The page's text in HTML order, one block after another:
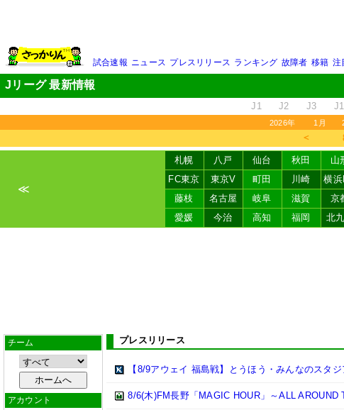
試合速報 ニュース プレスリリース ランキング 故障者 移籍 注
Jリーグ 最新情報
J1 J2 J3
2026年 1月
＜
≪
札幌 八戸 仙台 秋田 山
FC東京
東京V 町田 川崎 横浜
藤枝
名古屋 岐阜 滋賀 京
愛媛
今治 高知 福岡 北
チーム
アカウント
プレスリリース
【8/9アウェイ 福島戦】とうほう・みんなのスタ
8/6(木)FM長野「MAGIC HOUR」～ALL AROUND